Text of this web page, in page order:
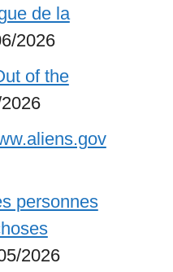
de la
2026
of the
personnes
2026